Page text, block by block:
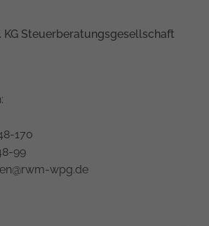
KG Steuerberatungsgesellschaft
170
99
wpg.de